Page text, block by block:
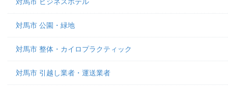
対馬市 公園・緑地
対馬市 整体・カイロプラクティック
対馬市 引越し業者・運送業者